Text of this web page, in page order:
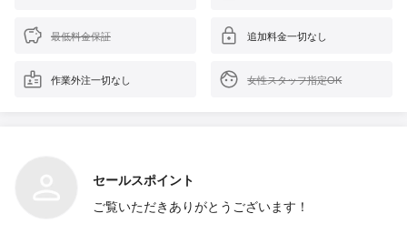
最低料金保証 追加料金一切なし
作業外注一切なし 女性スタッフ指定OK
セールスポイント
ご覧いただきありがとうございます！